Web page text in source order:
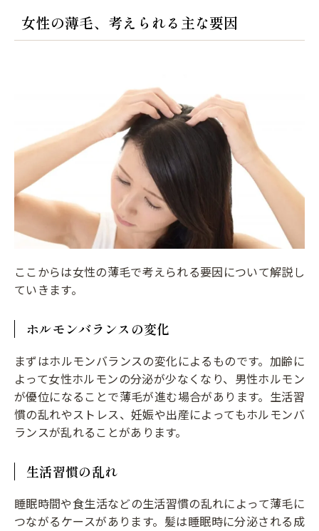
女性の薄毛、考えられる主な要因
ここからは女性の薄毛で考えられる要因について解説し
ていきます。
ホルモンバランスの変化
まずはホルモンバランスの変化によるものです。加齢に
よって女性ホルモンの分泌が少なくなり、男性ホルモン
が優位になることで薄毛が進む場合があります。生活習
慣の乱れやストレス、妊娠や出産によってもホルモンバ
ランスが乱れることがあります。
生活習慣の乱れ
睡眠時間や食生活などの生活習慣の乱れによって薄毛に
つながるケースがあります。髪は睡眠時に分泌される成